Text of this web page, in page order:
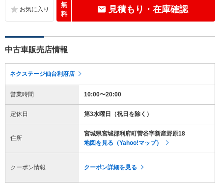
無
料
見積もり・在庫確認
中古車販売店情報
ネクステージ仙台利府店
営業時間 10:00〜20:00
定休日 第3水曜日（祝日を除く）
住所
宮城県宮城郡利府町菅谷字新産野原18
地図を見る（Yahoo!マップ）
クーポン情報 クーポン詳細を見る